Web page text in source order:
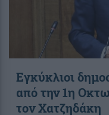
Εγκύκλιοι
από την 1η
τον Χατζηδάκη